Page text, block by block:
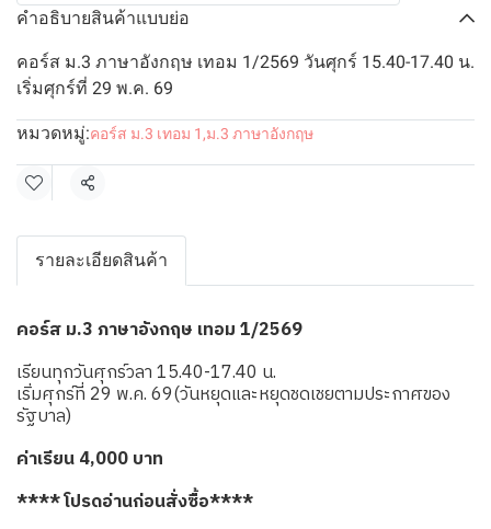
คำอธิบายสินค้าแบบย่อ
คอร์ส ม.3 ภาษาอังกฤษ เทอม 1/2569 วันศุกร์ 15.40-17.40 น.
เริ่มศุกร์ที่ 29 พ.ค. 69
หมวดหมู่:คอร์ส ม.3 เทอม 1 ,ม.3 ภาษาอังกฤษ
แชร์
รายละเอียดสินค้า
คอร์ส ม.3 ภาษาอังกฤษ เทอม 1/2569
เรียนทุกวันศุกร์วลา 15.40-17.40 น.
เริ่มศุกร์ที่ 29 พ.ค. 69(วันหยุดและหยุดชดเชยตามประกาศของ
รัฐบาล)
ค่าเรียน 4,000 บาท
**** โปรดอ่านก่อนสั่งซื้อ****